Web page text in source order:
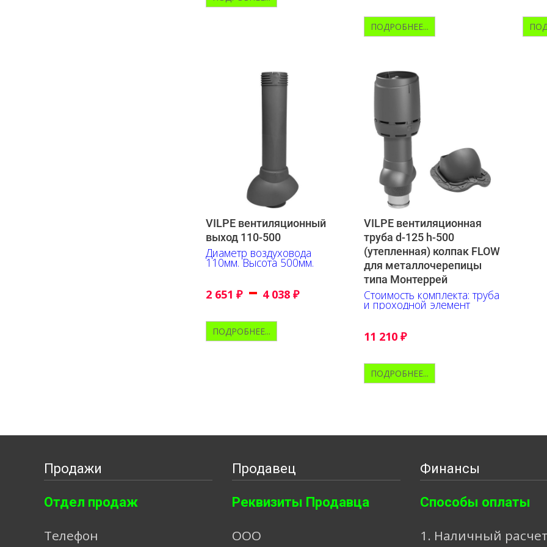
ПОДРОБНЕЕ...
VILPE вентиляционный
выход 110-500
Диаметр воздуховода
110мм. Высота 500мм.
2 651 ₽ – 4 038 ₽
ПОДРОБНЕЕ...
VILPE вентиляционная
труба d-125 h-500
(утепленная) колпак FLOW
для металлочерепицы
типа Монтеррей
Стоимость комплекта: труба
и проходной элемент
11 210₽
ПОДРОБНЕЕ...
Продажи
Отдел продаж
Телефон
Продавец
Реквизиты Продавца
ООО
Финансы
Способы оплаты
1. Наличный расчет